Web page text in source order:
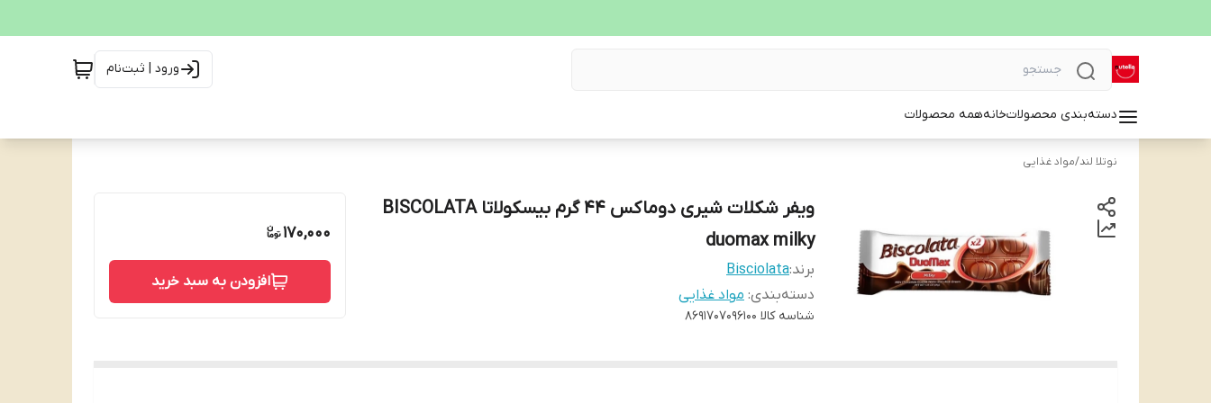
ورود | ثبت‌نام
دسته‌بندی محصولاتخانههمه محصولات
نوتلا لند/مواد غذایی
ویفر شکلات شیری دوماکس 44 گرم بیسکولاتا BISCOLATA
duomax milky
برند:Bisciolata
دسته‌بندی: مواد غذایی
شناسه کالا 8691707096100
170,000
افزودن به سبد خرید